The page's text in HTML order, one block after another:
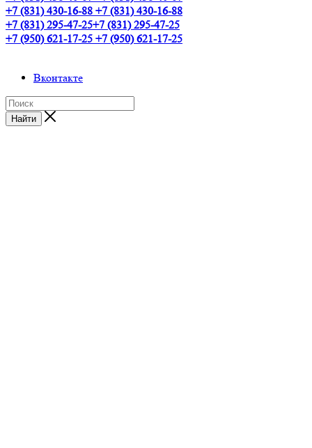
+7 (831) 430-16-88 +7 (831) 430-16-88
+7 (831) 295-47-25+7 (831) 295-47-25
+7 (950) 621-17-25 +7 (950) 621-17-25
Вконтакте
Найти